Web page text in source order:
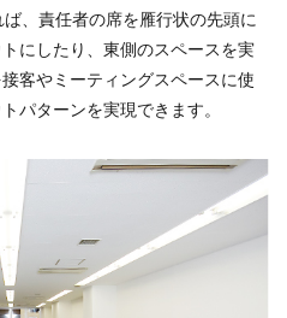
、責任者の席を雁行状の先頭に
にしたり、東側のスペースを実
客やミーティングスペースに使
パターンを実現できます。